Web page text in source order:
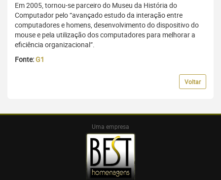
Em 2005, tornou-se parceiro do Museu da História do
Computador pelo “avançado estudo da interação entre
computadores e homens, desenvolvimento do dispositivo do
mouse e pela utilização dos computadores para melhorar a
eficiência organizacional”.
Fonte:G1
Voltar
Uma empresa